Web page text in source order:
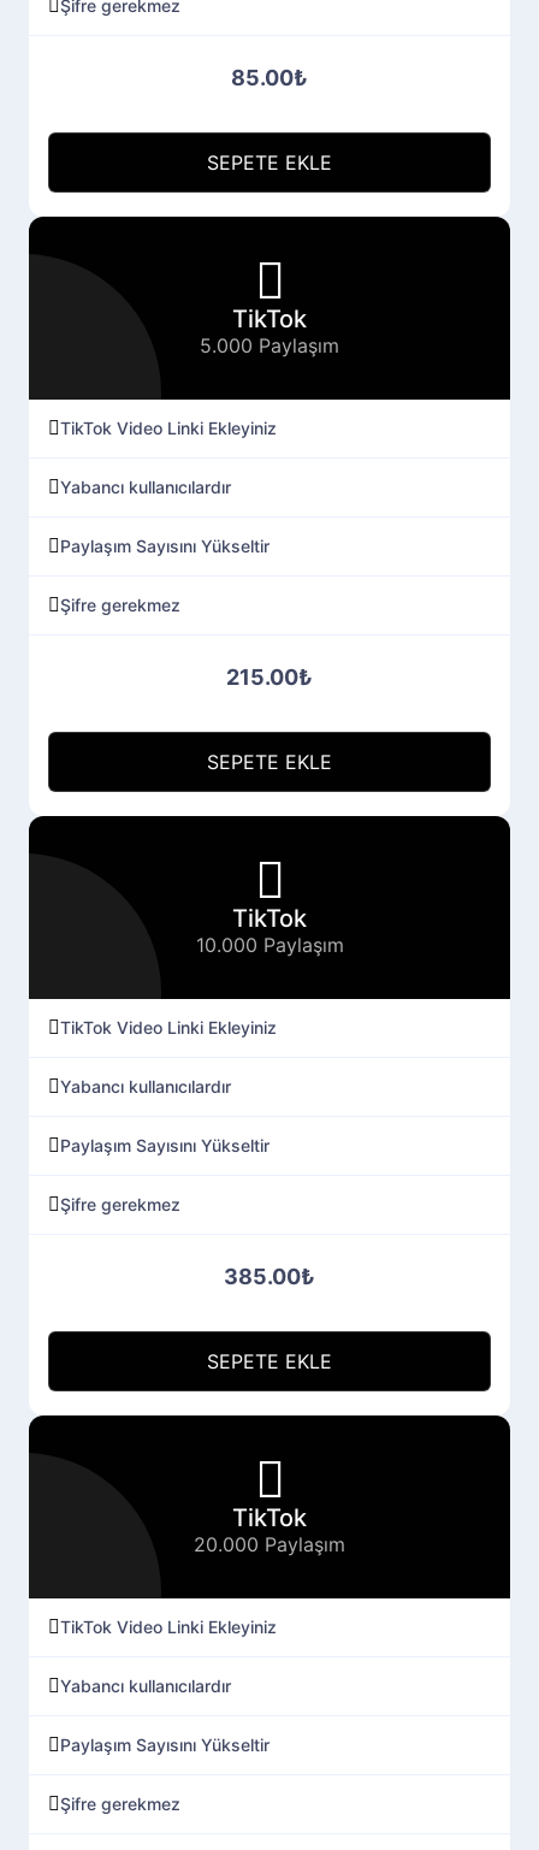
Şifre gerekmez
85.00₺
SEPETE EKLE
TikTok
5.000 Paylaşım
TikTok Video Linki Ekleyiniz
Yabancı kullanıcılardır
Paylaşım Sayısını Yükseltir
Şifre gerekmez
215.00₺
SEPETE EKLE
TikTok
10.000 Paylaşım
TikTok Video Linki Ekleyiniz
Yabancı kullanıcılardır
Paylaşım Sayısını Yükseltir
Şifre gerekmez
385.00₺
SEPETE EKLE
TikTok
20.000 Paylaşım
TikTok Video Linki Ekleyiniz
Yabancı kullanıcılardır
Paylaşım Sayısını Yükseltir
Şifre gerekmez